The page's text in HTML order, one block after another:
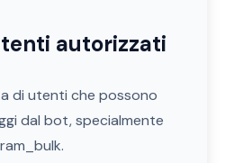
autorizzati
di utenti che possono
dal bot, specialmente